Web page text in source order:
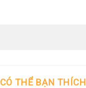
CÓ THỂ BẠN THÍCH